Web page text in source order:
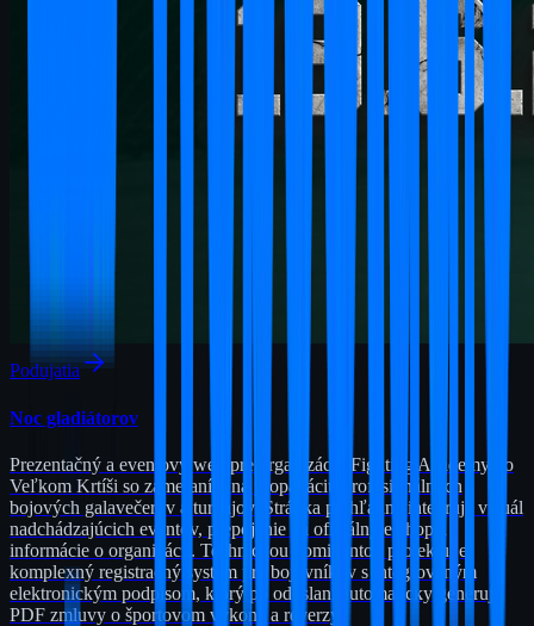
Podujatia
Noc gladiátorov
Prezentačný a eventový web pre organizáciu Fighting Academy vo
Veľkom Krtíši so zameraním na propagáciu profesionálnych
bojových galavečerov a turnajov. Stránka prehľadne integruje vizuál
nadchádzajúcich eventov, prepojenie na oficiálny e-shop a
informácie o organizácii. Technickou dominantou projektu je
komplexný registračný systém pre bojovníkov s integrovaným
elektronickým podpisom, ktorý po odoslaní automaticky generuje
PDF zmluvy o športovom výkone a reverzy.